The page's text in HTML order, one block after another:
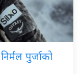
पुर्जाको